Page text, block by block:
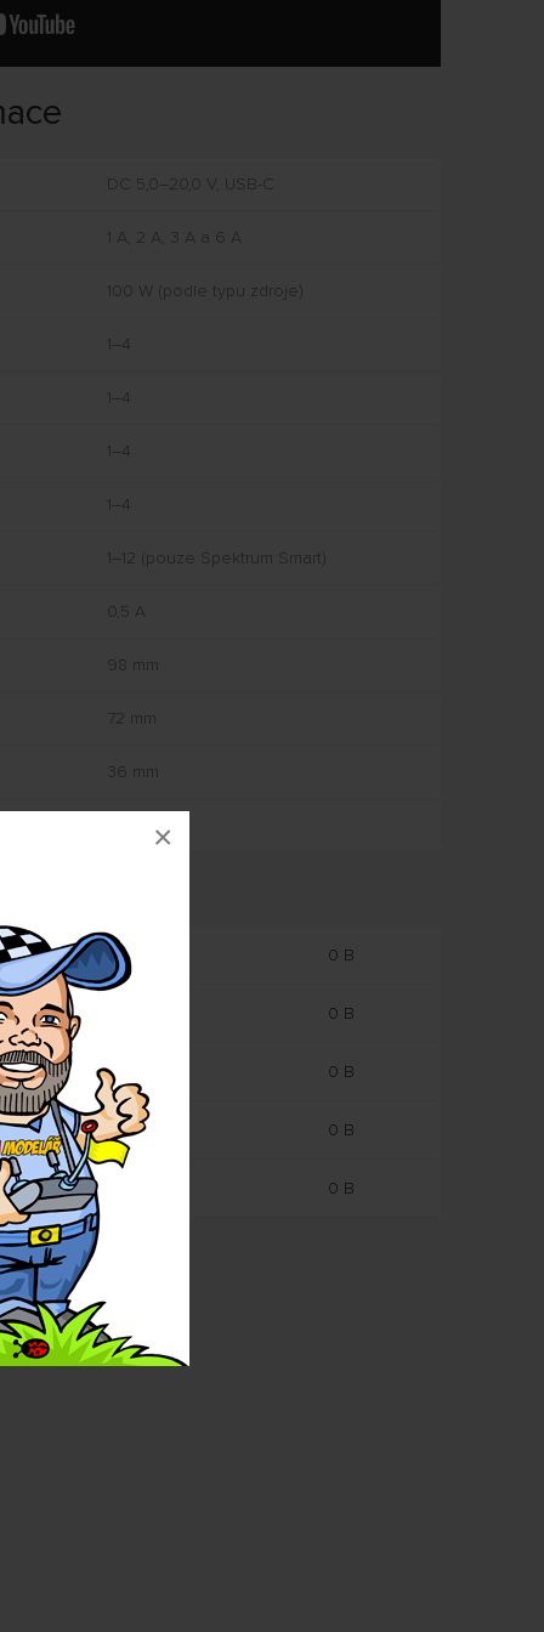
×
DC 5,0–20,0 V, USB-C
1 A, 2 A, 3 A a 6 A
100 W (podle typu zdroje)
1–4
1–4
1–4
1–4
1–12 (pouze Spektrum Smart)
0,5 A
98 mm
72 mm
36 mm
JST-XH
0 B
0 B
0 B
0 B
0 B